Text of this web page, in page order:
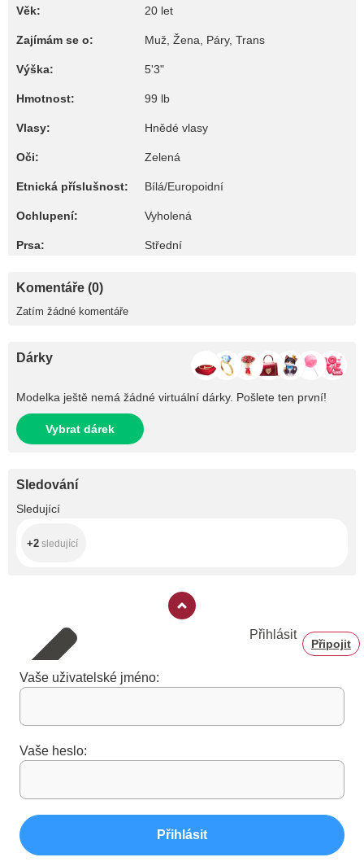
Věk: 20 let
Zajímám se o: Muž, Žena, Páry, Trans
Výška: 5'3"
Hmotnost: 99 lb
Vlasy: Hnědé vlasy
Oči: Zelená
Etnická příslušnost: Bílá/Europoidní
Ochlupení: Vyholená
Prsa: Střední
Komentáře (0)
Zatím žádné komentáře
Dárky
Modelka ještě nemá žádné virtuální dárky. Pošlete ten první!
Vybrat dárek
Sledování
Sledující
+2
+2 sledující
Přihlásit
Připojit
Vaše uživatelské jméno:
Vaše heslo:
Přihlásit